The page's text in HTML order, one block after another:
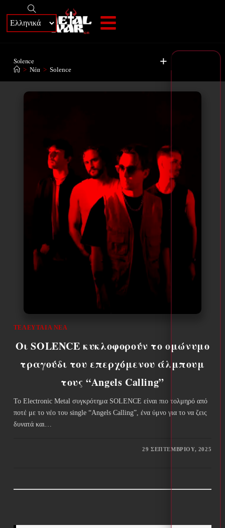
+
Solence
> Νέα > Solence
ΤΕΛΕΥΤΑΊΑ ΝΈΑ
Οι SOLENCE κυκλοφορούν το ομώνυμο
τραγούδι του επερχόμενου άλμπουμ
τους “Angels Calling”
Το Electronic Metal συγκρότημα SOLENCE είναι πιο τολμηρό από
ποτέ με το νέο του single “Angels Calling”, ένα ύμνο για το να ζεις
δυνατά και…
29 ΣΕΠΤΕΜΒΡΊΟΥ, 2025